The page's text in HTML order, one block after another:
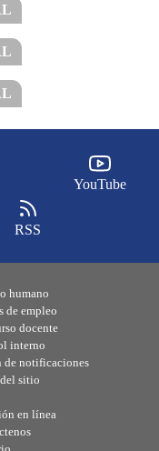
YouTube
RSS
humano
de empleo
docente
interno
de notificaciones
sitio
en línea